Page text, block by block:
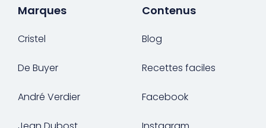
Marques
Cristel
De Buyer
André Verdier
Contenus
Blog
Recettes faciles
Facebook